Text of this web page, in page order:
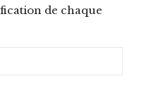
de chaque